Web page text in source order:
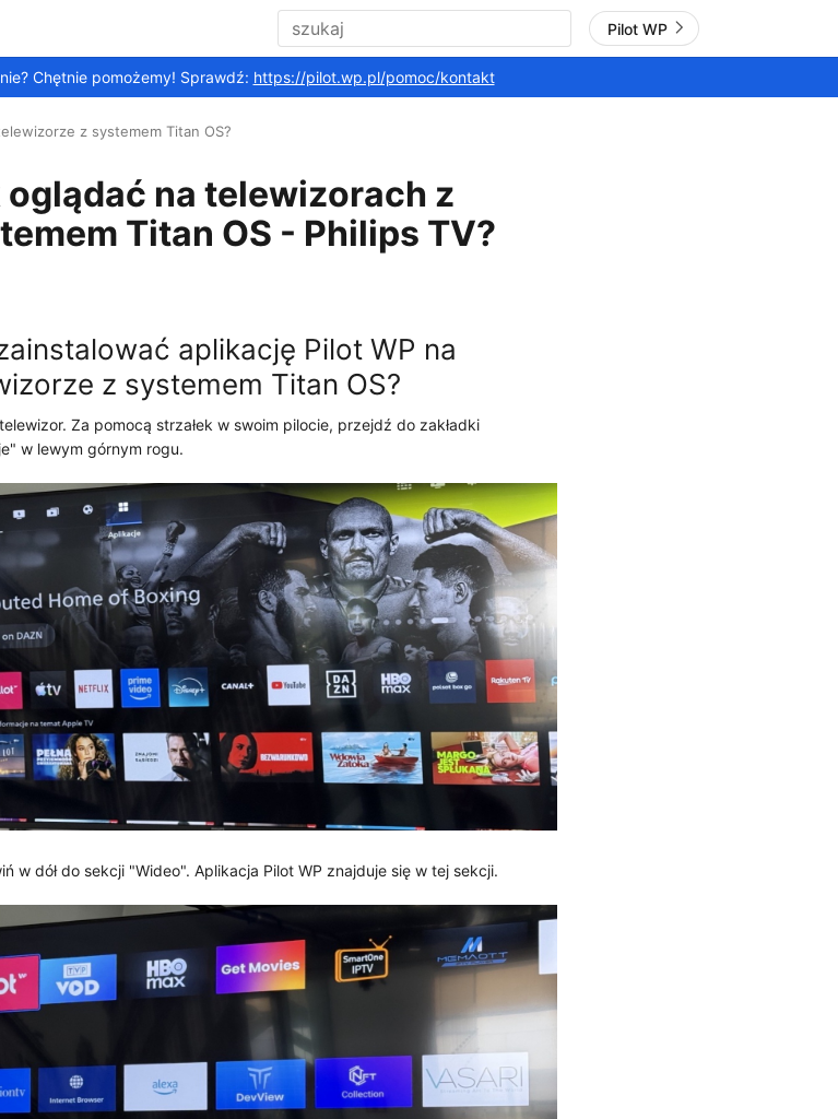
Pilot WP
Chętnie pomożemy! Sprawdź: https://pilot.wp.pl/pomoc/kontakt
z systemem Titan OS?
oglądać na telewizorach z
Titan OS - Philips TV?
aplikację Pilot WP na
z systemem Titan OS?
telewizor. Za pomocą strzałek w swoim pilocie, przejdź do zakładki
w lewym górnym rogu.
w dół do sekcji "Wideo". Aplikacja Pilot WP znajduje się w tej sekcji.